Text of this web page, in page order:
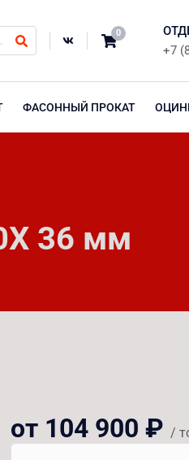
0
+7
ФАСОННЫЙ ПРОКАТ
36 мм
от 104 900 ₽ /